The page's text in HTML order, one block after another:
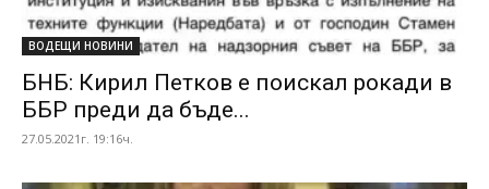
ВОДЕЩИ НОВИНИ
БНБ: Кирил Петков е поискал рокади в
ББР преди да бъде...
27.05.2021г. 19:16ч.